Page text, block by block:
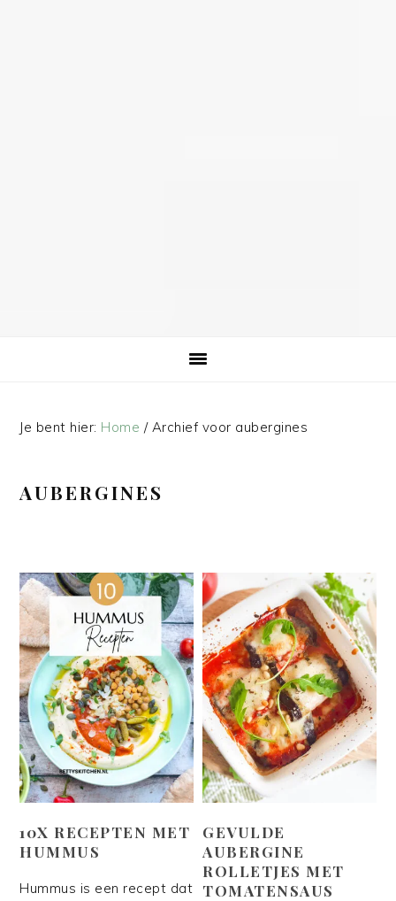
Je bent hier: Home /Archief voor aubergines
AUBERGINES
10X RECEPTEN MET
HUMMUS
Hummus is een recept dat
GEVULDE
AUBERGINE
ROLLETJES MET
TOMATENSAUS